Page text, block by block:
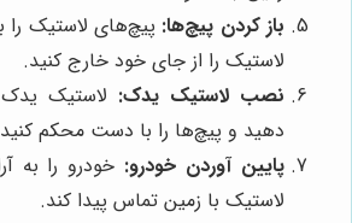
باز کردن پیچ‌ها: پیچ‌های لاستیک را
لاستیک را از جای خود خارج کنید.
نصب لاستیک یدک: لاستیک
دهید و پیچ‌ها را با دست محکم
پایین آوردن خودرو: خودرو را به
لاستیک با زمین تماس پیدا کند.